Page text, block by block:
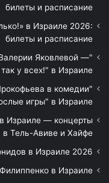
билеты и расписание
в Израиле 2026:
билеты и расписание
Яковлевой —
у всех!" в Израиле
в комедии
игры" в Израиле
в Израиле — концерты
в Тель-Авиве и Хайфе
в Израиле 2026
в Израиле